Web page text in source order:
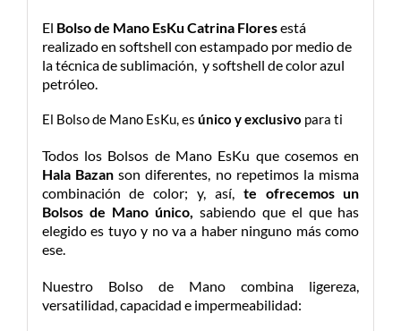
El Bolso de Mano EsKu Catrina Floresestá
realizado en softshell con estampado por medio de
la técnica de sublimación, y softshell de color azul
petróleo.
El Bolso de Mano EsKu, es único y exclusivo para ti
Todos los Bolsos de Mano EsKu que cosemos en
Hala Bazanson diferentes, no repetimos la misma
combinación de color; y, así, te ofrecemos un
Bolsos de Mano único, sabiendo que el que has
elegido es tuyo y no va a haber ninguno más como
ese.
Nuestro Bolso de Mano combina ligereza,
versatilidad, capacidad e impermeabilidad: